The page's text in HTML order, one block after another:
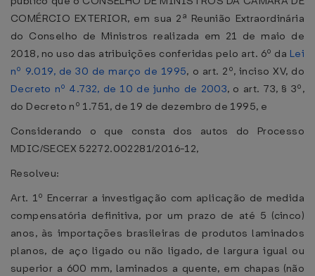
COMÉRCIO EXTERIOR, em sua 2ª Reunião Extraordinária
do Conselho de Ministros realizada em 21 de maio de
2018, no uso das atribuições conferidas pelo art. 6º da Lei
nº 9.019, de 30 de março de 1995, o art. 2º, inciso XV, do
Decreto nº 4.732, de 10 de junho de 2003, o art. 73, § 3º,
do Decreto nº 1.751, de 19 de dezembro de 1995, e
Considerando o que consta dos autos do Processo
MDIC/SECEX 52272.002281/2016-12,
Resolveu:
Art. 1º Encerrar a investigação com aplicação de medida
compensatória definitiva, por um prazo de até 5 (cinco)
anos, às importações brasileiras de produtos laminados
planos, de aço ligado ou não ligado, de largura igual ou
superior a 600 mm, laminados a quente, em chapas (não